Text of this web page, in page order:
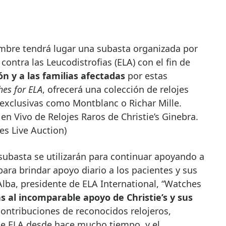
las Leucodistrofias (ELA) con el fin de
y a las familias afectadas por estas
for ELA, ofrecerá una colección de relojes
como Montblanc o Richar Mille.
Vivo de Relojes Raros de Christie’s Ginebra.
Live Auction)
se utilizarán para continuar apoyando a
brindar apoyo diario a los pacientes y sus
presidente de ELA International, “Watches
al incomparable apoyo de Christie’s y sus
de reconocidos relojeros,